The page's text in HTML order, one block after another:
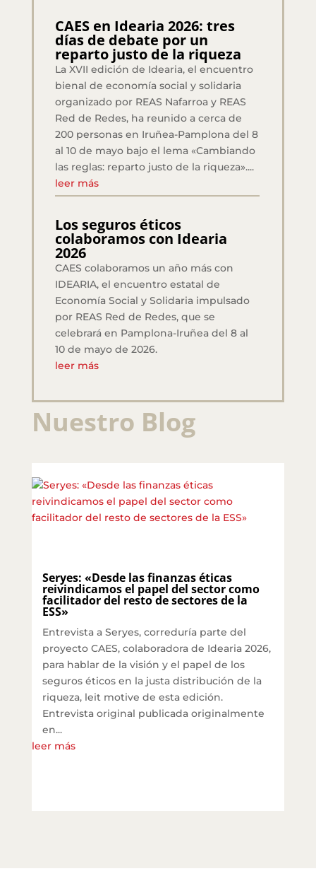
CAES en Idearia 2026: tres
días de debate por un
reparto justo de la riqueza
La XVII edición de Idearia, el encuentro
bienal de economía social y solidaria
organizado por REAS Nafarroa y REAS
Red de Redes, ha reunido a cerca de
200 personas en Iruñea-Pamplona del 8
al 10 de mayo bajo el lema «Cambiando
las reglas: reparto justo de la riqueza»....
leer más
Los seguros éticos
colaboramos con Idearia
2026
CAES colaboramos un año más con
IDEARIA, el encuentro estatal de
Economía Social y Solidaria impulsado
por REAS Red de Redes, que se
celebrará en Pamplona-Iruñea del 8 al
10 de mayo de 2026.
leer más
Nuestro Blog
Seryes: «Desde las finanzas éticas
reivindicamos el papel del sector como
facilitador del resto de sectores de la
ESS»
Entrevista a Seryes, correduría parte del
proyecto CAES, colaboradora de Idearia 2026,
para hablar de la visión y el papel de los
seguros éticos en la justa distribución de la
riqueza, leit motive de esta edición.
Entrevista original publicada originalmente
en...
leer más